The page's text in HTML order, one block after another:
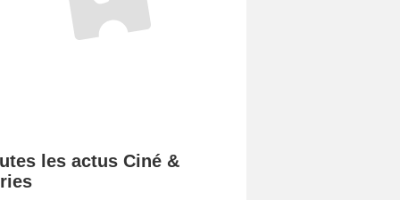
les actus Ciné &